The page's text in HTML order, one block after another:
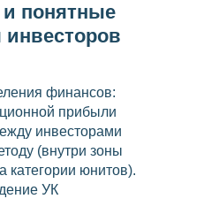
понятные
финансов:
прибыли
инвесторами
(внутри зоны
категории юнитов).
УК